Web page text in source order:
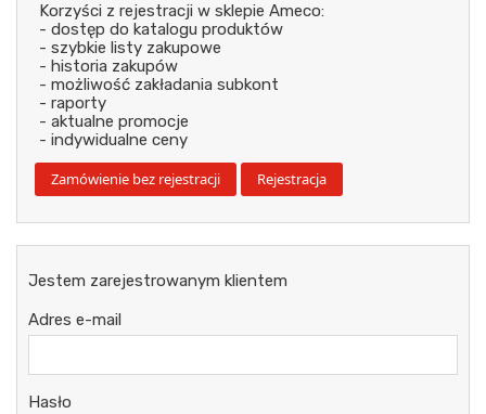
Korzyści z rejestracji w sklepie Ameco:
- dostęp do katalogu produktów
- szybkie listy zakupowe
- historia zakupów
- możliwość zakładania subkont
- raporty
- aktualne promocje
- indywidualne ceny
Jestem zarejestrowanym klientem
Adres e-mail
Hasło